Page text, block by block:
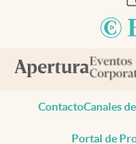
ContactoCanales
Portal de